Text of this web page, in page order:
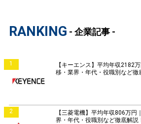
RANKING - 企業記事 -
1
【キーエンス】平均年収2182
移・業界・年代・役職別など徹
2
【三菱電機】平均年収806万円
界・年代・役職別など徹底解説